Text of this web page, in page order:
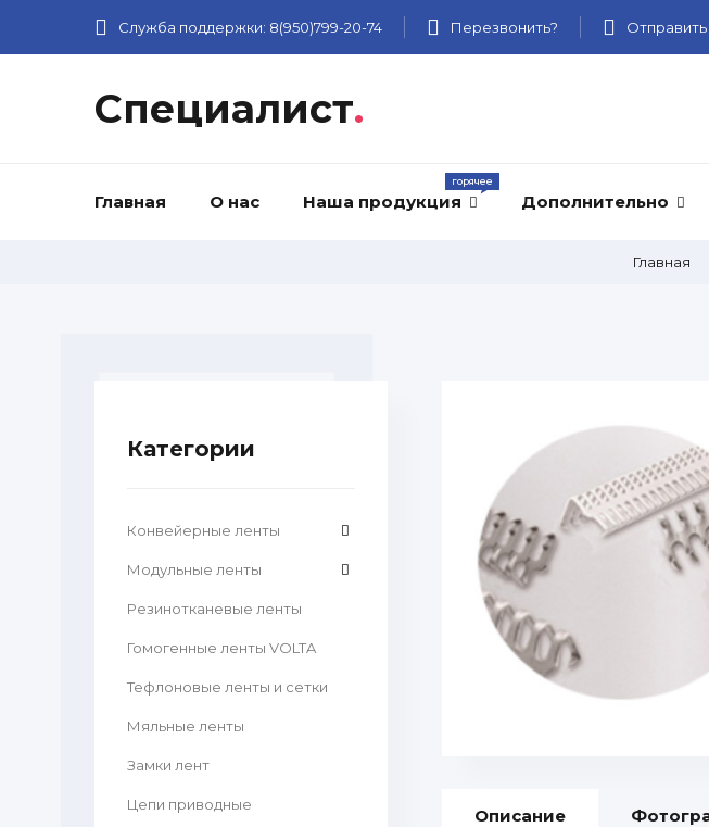
Служба поддержки: 8(950)799-20-74 Перезвонить?
Специалист.
Главная О нас Наша продукция Дополнительно
Главная
Описание
Категории
Конвейерные ленты
Модульные ленты
Резинотканевые ленты
Гомогенные ленты VOLTA
Тефлоновые ленты и сетки
Мяльные ленты
Замки лент
Цепи приводные